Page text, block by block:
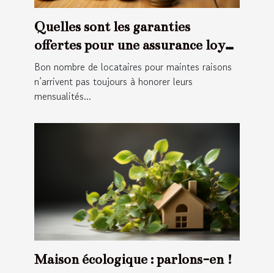
Quelles sont les garanties
offertes pour une assurance loyer
impayée ?
Bon nombre de locataires pour maintes raisons
n’arrivent pas toujours à honorer leurs
mensualités...
Maison écologique : parlons-en !